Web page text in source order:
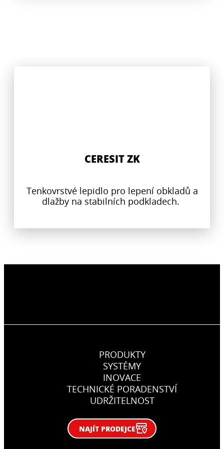
CERESIT ZK
Tenkovrstvé lepidlo pro lepení obkladů a
dlažby na stabilních podkladech.
PRODUKTY
SYSTÉMY
INOVACE
TECHNICKÉ PORADENSTVÍ
UDRŽITELNOST
NAJÍT PRODEJCE